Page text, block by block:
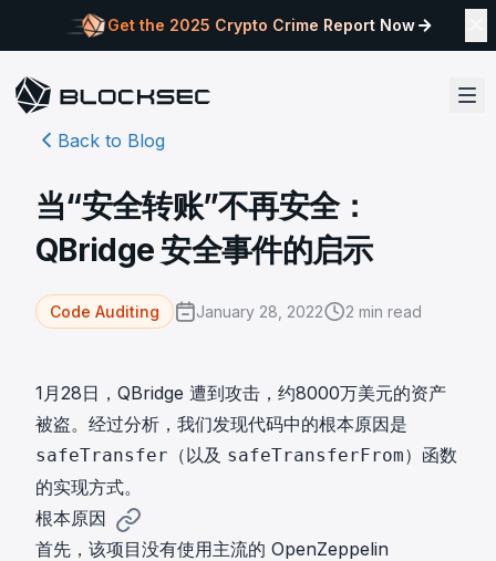
Get the 2025 Crypto Crime Report Now
Back to Blog
当“安全转账”不再安全：
QBridge 安全事件的启示
Code Auditing January 28, 2022 2 min read
1月28日，QBridge 遭到攻击，约8000万美元的资产
被盗。经过分析，我们发现代码中的根本原因是
safeTransfer （以及 safeTransferFrom）函数
的实现方式。
根本原因
首先，该项目没有使用主流的 OpenZeppelin